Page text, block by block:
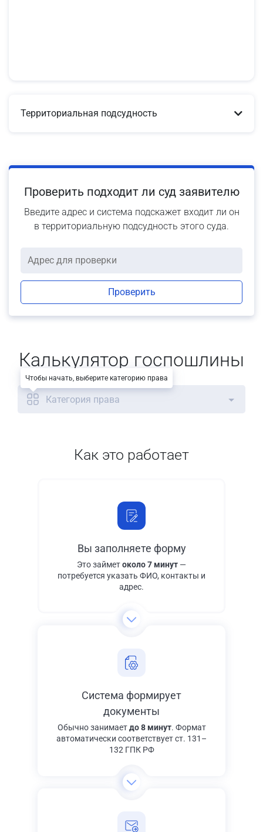
Территориальная подсудность
Проверить подходит ли суд заявителю
Введите адрес и система подскажет входит ли он
в территориальную подсудность этого суда.
Проверить
Калькулятор госпошлины
Категория права
Как это работает
Вы заполняете форму
Это займетоколо 7 минут —
потребуется указать ФИО, контакты и
адрес.
Система формирует
документы
Обычно занимаетдо 8 минут. Формат
автоматически соответствует ст. 131–
132 ГПК РФ
Чтобы начать, выберите категорию права